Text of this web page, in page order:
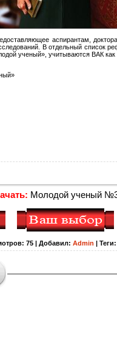
аспирантам,
В отдельный список
ученый», учитываются ВАК как
Молодой ученый
: 75| Добавил: Admin Теги: